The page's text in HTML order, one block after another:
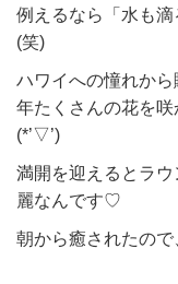
例えるなら「水も
(笑)
ハワイへの憧れか
年たくさんの花を
(*’▽’)
満開を迎えるとラ
麗なんです♡
朝から癒されたの